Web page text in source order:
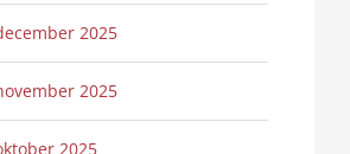
2025
2025
2025